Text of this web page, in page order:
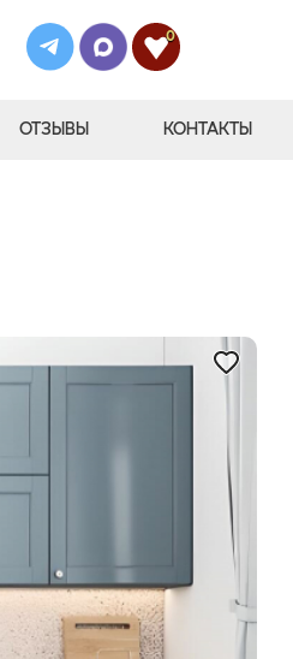
0
ОТЗЫВЫ КОНТАКТЫ